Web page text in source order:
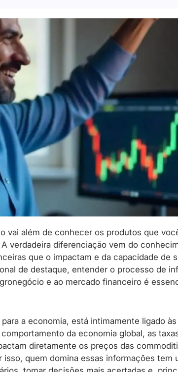
vai além de conhecer os produtos que
verdadeira diferenciação vem do
que o impactam e da capacidade de
de destaque, entender o processo de
e ao mercado financeiro é
a economia, está intimamente ligado
da economia global, as
diretamente os preços das
quem domina essas informações tem